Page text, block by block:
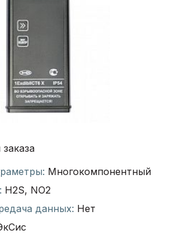
Многокомпонентный
H2S, NO2
данных: Нет